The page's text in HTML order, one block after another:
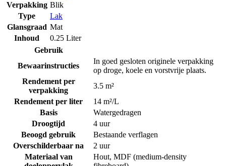
Verpakking Blik
Type
Lak
Glansgraad Mat
Inhoud
0.25 Liter
Gebruik
Bewaarinstructies
In goed gesloten originele verpakking
op droge, koele en vorstvrije plaats.
Rendement per
verpakking
3.5 m²
Rendement per liter
14 m²/L
Basis
Watergedragen
Droogtijd
4 uur
Beoogd gebruik
Bestaande verflagen
Overschilderbaar na
2 uur
Materiaal van
Hout, MDF (medium-density